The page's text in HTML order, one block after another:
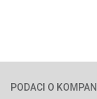
PODACI O